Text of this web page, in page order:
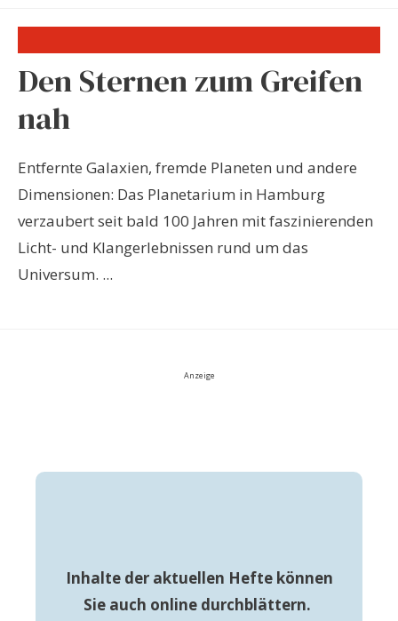
Den Sternen zum Greifen
nah
Entfernte Galaxien, fremde Planeten und andere
Dimensionen: Das Planetarium in Hamburg
verzaubert seit bald 100 Jahren mit faszinierenden
Licht- und Klangerlebnissen rund um das
Universum. ...
Anzeige
Inhalte der aktuellen Hefte können
Sie auch online durchblättern.